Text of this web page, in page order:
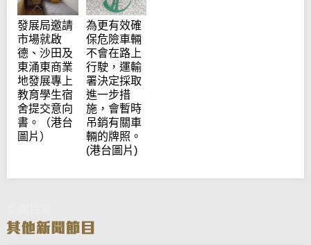
發展局邀請
市場就啟
德、沙田及
東涌東商業
地發展專上
教育學生宿
舍提交意向
書。（港台
圖片）
為更有效確
保危險車輛
不會在路上
行駛，運輸
署決定採取
進一步措
施，會暫時
吊銷有關車
輛的牌照。
(港台圖片)